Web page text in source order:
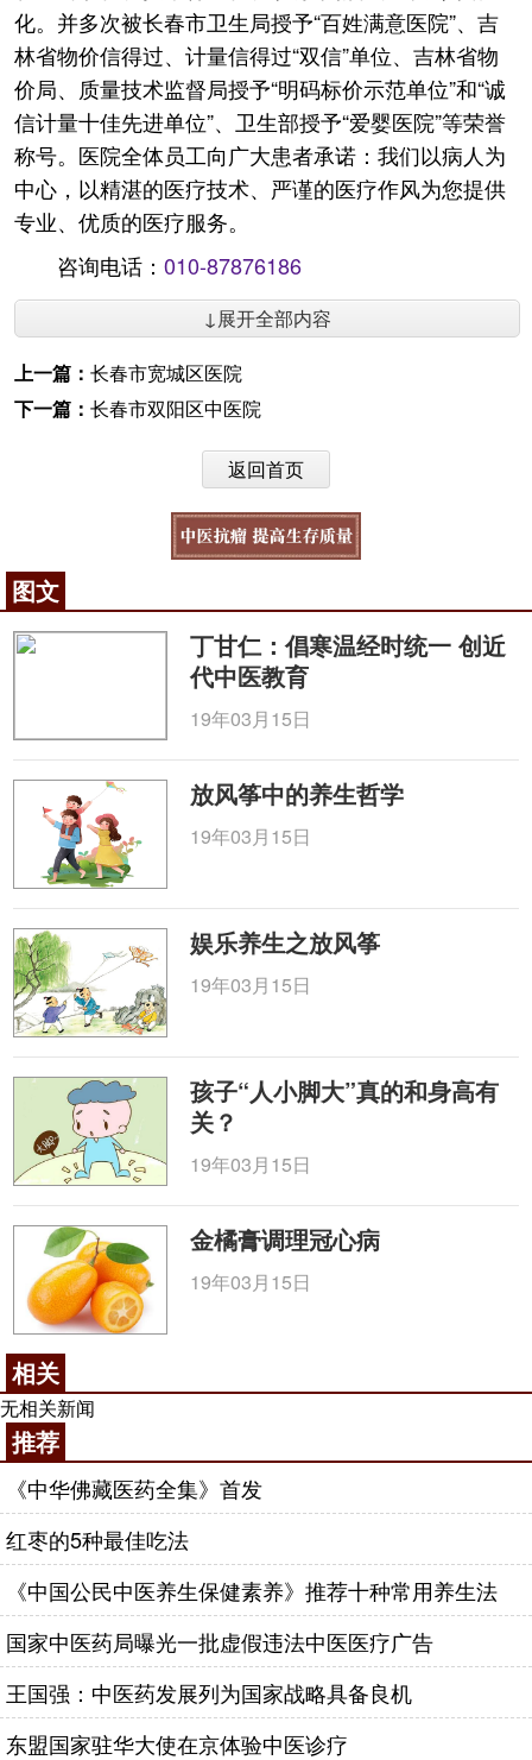
化。并多次被长春市卫生局授予“百姓满意医院”、吉
林省物价信得过、计量信得过“双信”单位、吉林省物
价局、质量技术监督局授予“明码标价示范单位”和“诚
信计量十佳先进单位”、卫生部授予“爱婴医院”等荣誉
称号。医院全体员工向广大患者承诺：我们以病人为
中心，以精湛的医疗技术、严谨的医疗作风为您提供
专业、优质的医疗服务。
咨询电话： 010-87876186
↓展开全部内容
上一篇： 长春市宽城区医院
下一篇： 长春市双阳区中医院
返回首页
图文
丁甘仁：倡寒温经时统一 创近
代中医教育
19年03月15日
放风筝中的养生哲学
19年03月15日
娱乐养生之放风筝
19年03月15日
孩子“人小脚大”真的和身高有
关？
19年03月15日
金橘膏调理冠心病
19年03月15日
相关
无相关新闻
推荐
《中华佛藏医药全集》首发
红枣的5种最佳吃法
《中国公民中医养生保健素养》推荐十种常用养生法
国家中医药局曝光一批虚假违法中医医疗广告
王国强：中医药发展列为国家战略具备良机
东盟国家驻华大使在京体验中医诊疗